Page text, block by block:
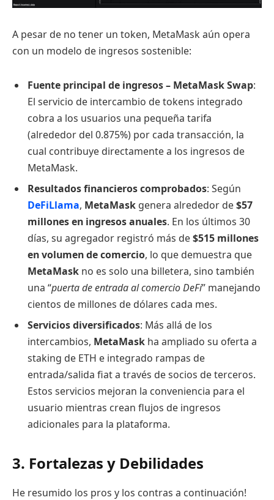
A pesar de no tener un token, MetaMask aún opera
con un modelo de ingresos sostenible:
Fuente principal de ingresos – MetaMask Swap:
El servicio de intercambio de tokens integrado
cobra a los usuarios una pequeña tarifa
(alrededor del 0.875%) por cada transacción, la
cual contribuye directamente a los ingresos de
MetaMask.
Resultados financieros comprobados: Según
DeFiLlama, MetaMask genera alrededor de$57
millones en ingresos anuales. En los últimos 30
días, su agregador registró más de$515 millones
en volumen de comercio, lo que demuestra que
MetaMask no es solo una billetera, sino también
una “puerta de entrada al comercio DeFi” manejando
cientos de millones de dólares cada mes.
Servicios diversificados: Más allá de los
intercambios, MetaMask ha ampliado su oferta a
staking de ETH e integrado rampas de
entrada/salida fiat a través de socios de terceros.
Estos servicios mejoran la conveniencia para el
usuario mientras crean flujos de ingresos
adicionales para la plataforma.
3. Fortalezas y Debilidades
He resumido los pros y los contras a continuación!